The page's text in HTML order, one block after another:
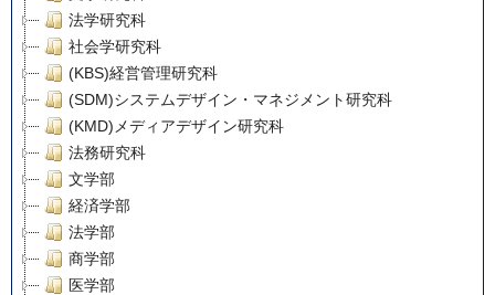
法学研究科
社会学研究科
(KBS)経営管理研究科
(SDM)システムデザイン・マネジメント研究科
(KMD)メディアデザイン研究科
法務研究科
文学部
経済学部
法学部
商学部
医学部